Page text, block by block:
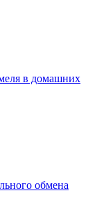
в домашних
обмена